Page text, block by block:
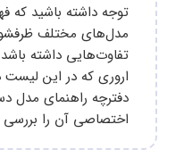
توجه داشته باشید
مدل‌های مختلف
تفاوت‌هایی داشته
اروری که در این
دفترچه راهنمای مدل
اختصاصی آن را بررسی